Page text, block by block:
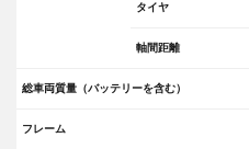
タイヤ
軸間距離
総車両質量（バッテリーを含む）
フレーム